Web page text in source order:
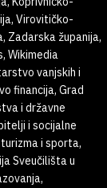
Virovitičko-
Zadarska županija,
Wikimedia
vanjskih i
financija, Grad
i državne
i socijalne
i sporta,
Sveučilišta u